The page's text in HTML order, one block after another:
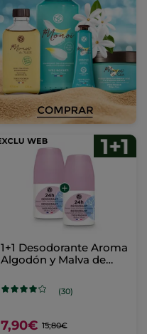
1+1 Desodorante Aroma
Algodón y Malva de
(30)
7,90€ 15,80€